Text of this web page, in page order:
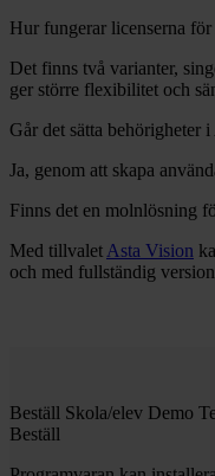
Hur fungerar licenserna
Det finns två varianter,
ger större flexibilitet och
Går det sätta behörigheter
Ja, genom att skapa
Finns det en molnlösning
Med tillvalet Asta Vision
och med fullständig
Beställ Skola/elev Demo
Beställ